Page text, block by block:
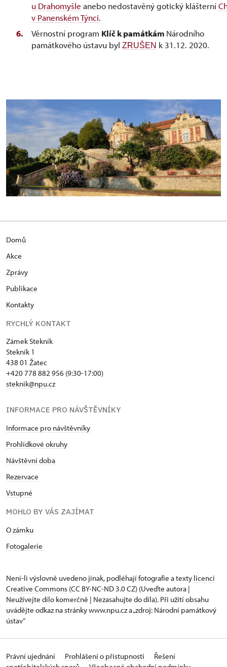
u Drahomyšle anebo nedostavěný gotický klášterní
v Panenském Týnci.
Věrnostní program Klíč k památkám Národního
památkového ústavu byl ZRUŠEN k 31.12. 2020.
Domů
Akce
Zprávy
Publikace
Kontakty
RYCHLÝ KONTAKT
Zámek Stekník
Stekník 1
438 01 Žatec
+420 778 882 956 (9:30-17:00)
steknik@npu.cz
INFORMACE PRO NÁVŠTĚVNÍKY
Informace pro návštěvníky
Prohlídkové okruhy
Návštěvní doba
Rezervace
Vstupné
MOHLO BY VÁS ZAJÍMAT
O zámku
Fotogalerie
Není-li výslovně uvedeno jinak, podléhají fotografie a texty licenci
Creative Commons (CC BY-NC-ND 3.0 CZ) (Uveďte autora |
Neužívejte dílo komerčně | Nezasahujte do díla). Při užití obsahu
uvádějte odkaz na stránky www.npu.cz a „zdroj: Národní památkový
ústav“
Právní ujednání Prohlášení o přístupnosti
Řešení